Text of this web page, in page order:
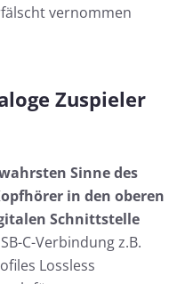
vernommen
Zuspieler
Sinne des
in den oberen
Schnittstelle
C-Verbindung z.B.
Lossless